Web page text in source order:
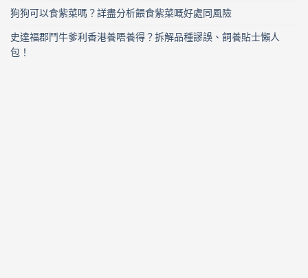
狗狗可以食紫菜嗎？詳盡分析餵食紫菜嘅好處同風險
史達福郡鬥牛爹利香港養唔養得？拆解品種謬誤、飼養貼士懶人
包！